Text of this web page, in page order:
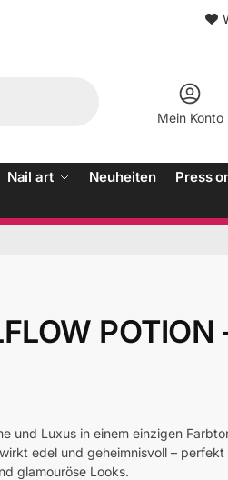
Mein Konto
Nail art Neuheiten Press
POTION
und Luxus in einem einzigen
edel und geheimnisvoll – perfekt
glamouröse Looks.